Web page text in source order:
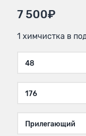
7 500₽
1 химчистка в
48
176
Прилегающий